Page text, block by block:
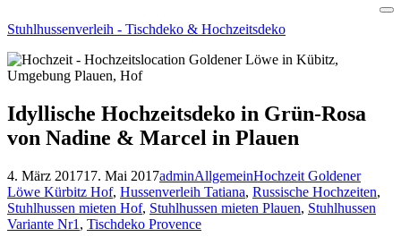
to
Stuhlhussenverleih - Tischdeko & Hochzeitsdeko
Idyllische Hochzeitsdeko in Grün-Rosa
von Nadine & Marcel in Plauen
4. März 201717. Mai 2017adminAllgemeinHochzeit Goldener
Löwe Kürbitz Hof, Hussenverleih Tatiana, Russische Hochzeiten,
Stuhlhussen mieten Hof, Stuhlhussen mieten Plauen, Stuhlhussen
Variante Nr1 , Tischdeko Provence